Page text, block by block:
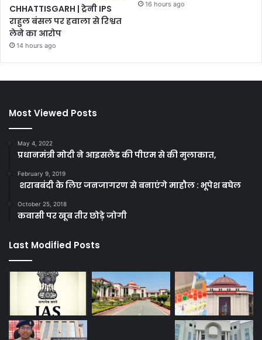
CHHATTISGARH | ट्रेनी IPS
राहुल बंसल पर हवाला से रिश्वत
लेने का आरोप
14 hours ago
16 hours ago
Most Viewed Posts
May 4, 2022
प्रधानमंत्री मोदी ने आइसलैंड की पीएम से की मुलाकात,
February 9, 2019
शराबबंदी के लिए जनजागरण से बनाएंगे माहौल : भूपेश बघेल
October 25, 2018
कवासी पर खूब तीर छोड़े जोगी
Last Modified Posts